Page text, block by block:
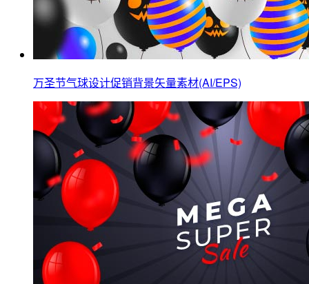
万圣节气球设计促销背景矢量素材(AI/EPS)